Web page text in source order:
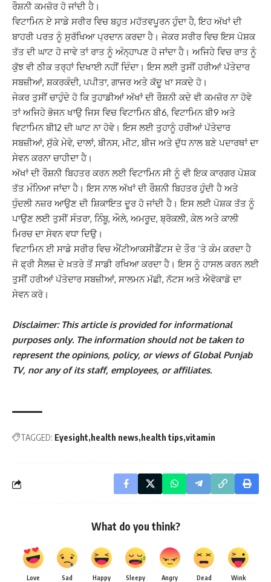
ਰੌਸ਼ਨੀ ਕਮਜ਼ੋਰ ਹੋ ਜਾਂਦੀ ਹੈ।
ਵਿਟਾਮਿਨ ਏ ਸਾਡੇ ਸਰੀਰ ਵਿਚ ਬਹੁਤ ਮਹੱਤਵਪੂਰਨ ਹੁੰਦਾ ਹੈ, ਇਹ ਅੱਖਾਂ ਦੀ
ਬਾਹਰੀ ਪਰਤ ਨੂੰ ਸੁਰੱਖਿਆ ਪ੍ਰਦਾਨ ਕਰਦਾ ਹੈ। ਜੇਕਰ ਸਰੀਰ ਵਿਚ ਇਸ ਪੋਸ਼ਕ
ਤੱਤ ਦੀ ਘਾਟ ਹੋ ਜਾਵੇ ਤਾਂ ਰਾਤ ਨੂੰ ਅੰਨ੍ਹਾਪਣ ਹੋ ਜਾਂਦਾ ਹੈ। ਅਜਿਹੇ ਵਿਚ ਰਾਤ ਨੂੰ
ਕੁੱਝ ਵੀ ਠੀਕ ਤਰ੍ਹਾਂ ਦਿਖਾਈ ਨਹੀਂ ਦਿੰਦਾ। ਇਸ ਲਈ ਤੁਸੀਂ ਹਰੀਆਂ ਪੱਤੇਦਾਰ
ਸਬਜ਼ੀਆਂ, ਸ਼ਕਰਕੰਦੀ, ਪਪੀਤਾ, ਗਾਜਰ ਅਤੇ ਕੱਦੂ ਖਾ ਸਕਦੇ ਹੋ।
ਜੇਕਰ ਤੁਸੀਂ ਚਾਹੁੰਦੇ ਹੋ ਕਿ ਤੁਹਾਡੀਆਂ ਅੱਖਾਂ ਦੀ ਰੌਸ਼ਨੀ ਕਦੇ ਵੀ ਕਮਜ਼ੋਰ ਨਾ ਹੋਵੇ
ਤਾਂ ਅਜਿਹੇ ਭੋਜਨ ਖਾਉ ਜਿਸ ਵਿਚ ਵਿਟਾਮਿਨ ਬੀ6, ਵਿਟਾਮਿਨ ਬੀ9 ਅਤੇ
ਵਿਟਾਮਿਨ ਬੀ12 ਦੀ ਘਾਟ ਨਾ ਹੋਵੇ। ਇਸ ਲਈ ਤੁਹਾਨੂੰ ਹਰੀਆਂ ਪੱਤੇਦਾਰ
ਸਬਜ਼ੀਆਂ, ਸੁੱਕੇ ਮੇਵੇ, ਦਾਲਾਂ, ਬੀਨਸ, ਮੀਟ, ਬੀਜ ਅਤੇ ਦੁੱਧ ਨਾਲ ਬਣੇ ਪਦਾਰਥਾਂ ਦਾ
ਸੇਵਨ ਕਰਨਾ ਚਾਹੀਦਾ ਹੈ।
ਅੱਖਾਂ ਦੀ ਰੌਸ਼ਨੀ ਬਿਹਤਰ ਕਰਨ ਲਈ ਵਿਟਾਮਿਨ ਸੀ ਨੂੰ ਵੀ ਇਕ ਕਾਰਗਰ ਪੋਸ਼ਕ
ਤੱਤ ਮੰਨਿਆ ਜਾਂਦਾ ਹੈ। ਇਸ ਨਾਲ ਅੱਖਾਂ ਦੀ ਰੌਸ਼ਨੀ ਬਿਹਤਰ ਹੁੰਦੀ ਹੈ ਅਤੇ
ਧੁੰਦਲੀ ਨਜ਼ਰ ਆਉਣ ਦੀ ਸ਼ਿਕਾਇਤ ਦੂਰ ਹੋ ਜਾਂਦੀ ਹੈ। ਇਸ ਲਈ ਪੋਸ਼ਕ ਤੱਤ ਨੂੰ
ਪਾਉਣ ਲਈ ਤੁਸੀਂ ਸੰਤਰਾ, ਨਿੰਬੂ, ਔਲੇ, ਅਮਰੂਦ, ਬ੍ਰੋਕਲੀ, ਕੇਲ ਅਤੇ ਕਾਲੀ
ਮਿਰਚ ਦਾ ਸੇਵਨ ਵਧਾ ਦਿਉ।
ਵਿਟਾਮਿਨ ਈ ਸਾਡੇ ਸਰੀਰ ਵਿਚ ਐਂਟੀਆਕਸੀਡੈਂਟਸ ਦੇ ਤੌਰ ’ਤੇ ਕੰਮ ਕਰਦਾ ਹੈ
ਜੋ ਫ੍ਰੀ ਸੈਲਜ਼ ਦੇ ਖ਼ਤਰੇ ਤੋਂ ਸਾਡੀ ਰਖਿਆ ਕਰਦਾ ਹੈ। ਇਸ ਨੂੰ ਹਾਸਲ ਕਰਨ ਲਈ
ਤੁਸੀਂ ਹਰੀਆਂ ਪੱਤੇਦਾਰ ਸਬਜ਼ੀਆਂ, ਸਾਲਮਨ ਮੱਛੀ, ਨੱਟਸ ਅਤੇ ਐਵੋਕਾਡੋ ਦਾ
ਸੇਵਨ ਕਰੋ।
Disclaimer: This article is provided for informational
purposes only. The information should not be taken to
represent the opinions, policy, or views of Global Punjab
TV, nor any of its staff, employees, or affiliates.
TAGGED: Eyesight health news health tips vitamin
What do you think?
Love Sad Happy Sleepy Angry Dead Wink